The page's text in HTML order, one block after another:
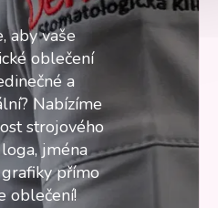
aby vaše
oblečení
a
Nabízíme
strojového
jména
přímo
oblečení!